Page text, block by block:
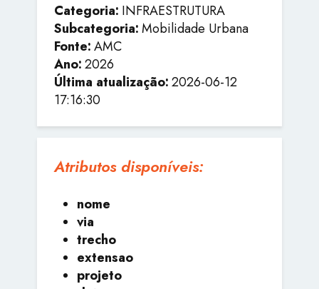
Categoria: INFRAESTRUTURA
Subcategoria:Mobilidade Urbana
Fonte:AMC
Ano:2026
Última atualização:2026-06-12
17:16:30
Atributos disponíveis:
nome
via
trecho
extensao
projeto